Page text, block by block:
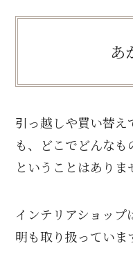
あ
引っ越しや買い替え
も、どこでどんな
ということはありま
インテリアショッ
明も取り扱っていま